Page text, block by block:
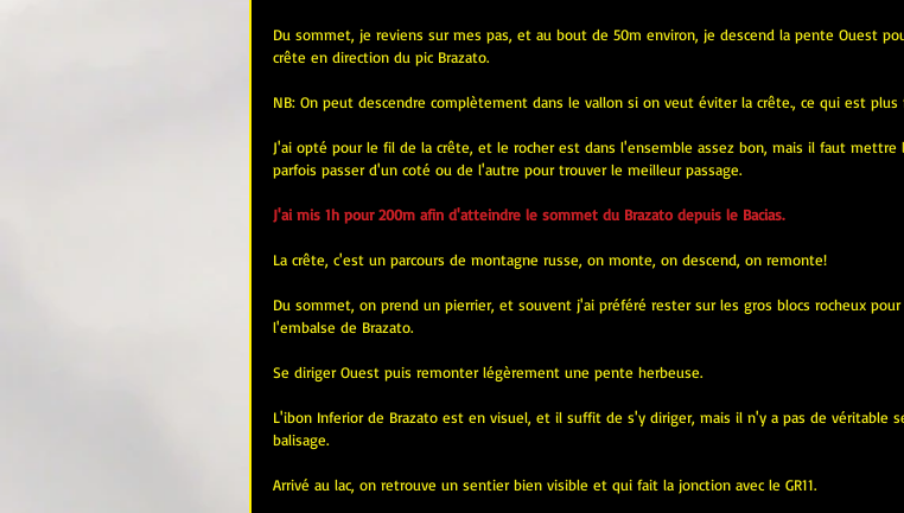
Du sommet, je reviens sur mes pas, et au bout de 50m environ, je descend la pente Ouest
crête en direction du pic Brazato.
NB: On peut descendre complètement dans le vallon si on veut éviter la crête., ce qui est plus
J'ai opté pour le fil de la crête, et le rocher est dans l'ensemble assez bon, mais il faut mettre
parfois passer d'un coté ou de l'autre pour trouver le meilleur passage.
J'ai mis 1h pour 200m afin d'atteindre le sommet du Brazato depuis le Bacias.
La crête, c'est un parcours de montagne russe, on monte, on descend, on remonte!
Du sommet, on prend un pierrier, et souvent j'ai préféré rester sur les gros blocs rocheux pour
l'embalse de Brazato.
Se diriger Ouest puis remonter légèrement une pente herbeuse.
L'ibon Inferior de Brazato est en visuel, et il suffit de s'y diriger, mais il n'y a pas de véritable
balisage.
Arrivé au lac, on retrouve un sentier bien visible et qui fait la jonction avec le GR11.